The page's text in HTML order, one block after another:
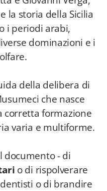
la storia della Sicilia
i periodi arabi,
dominazioni e i
della delibera di
che nasce
corretta formazione
varia e multiforme.
documento - di
o di rispolverare
o di brandire